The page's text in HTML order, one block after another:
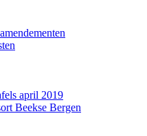
april 2019
Beekse Bergen